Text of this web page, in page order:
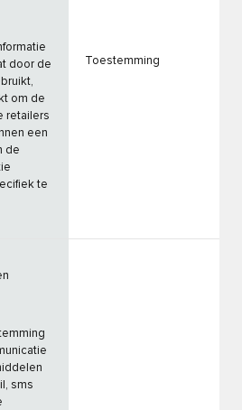
door de
om de
retailers
een
de
te
Toestemming
sms